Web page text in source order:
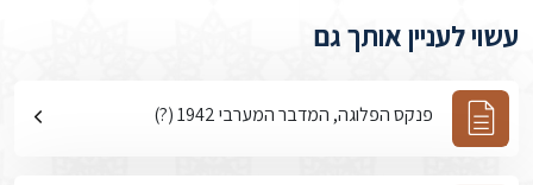
עשוי לעניין אותך גם
פנקס הפלוגה, המדבר המערבי 1942 (?)